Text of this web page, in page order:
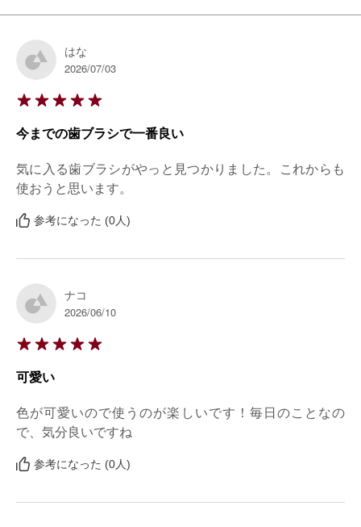
はな
2026/07/03
今までの歯ブラシで一番良い
気に入る歯ブラシがやっと見つかりました。これからも
使おうと思います。
参考になった (0人)
ナコ
2026/06/10
可愛い
色が可愛いので使うのが楽しいです！毎日のことなの
で、気分良いですね
参考になった (0人)